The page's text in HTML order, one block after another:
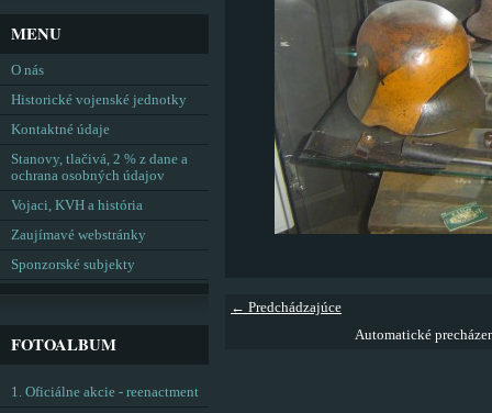
← Predchádzajúce
Automatické
MENU
O nás
Historické vojenské jednotky
Kontaktné údaje
Stanovy, tlačivá, 2 % z dane a
ochrana osobných údajov
Vojaci, KVH a história
Zaujímavé webstránky
Sponzorské subjekty
FOTOALBUM
1. Oficiálne akcie - reenactment